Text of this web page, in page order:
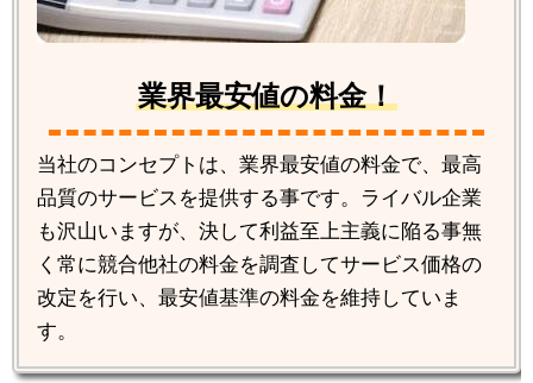
業界最安値の料金！
当社のコンセプトは、業界最安値の料金で、最高
品質のサービスを提供する事です。ライバル企業
も沢山いますが、決して利益至上主義に陥る事無
く常に競合他社の料金を調査してサービス価格の
改定を行い、最安値基準の料金を維持していま
す。